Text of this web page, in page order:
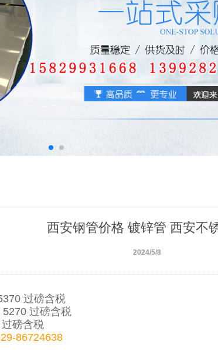
西安钢管价格 镀锌管 西安不
2024/5/8
过磅含税
过磅含税
磅含税
86724638